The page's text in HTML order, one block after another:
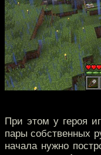
При этом у героя
пары собственных
начала нужно